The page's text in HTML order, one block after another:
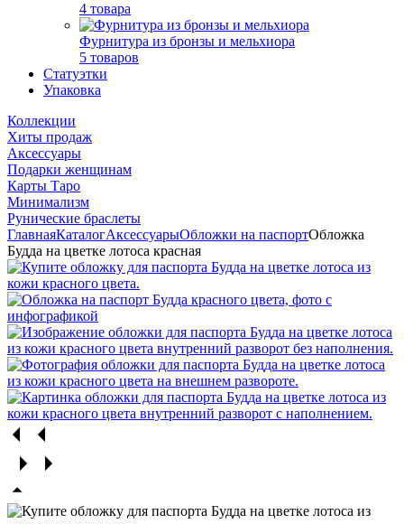
4 товара
Фурнитура из бронзы и мельхиора
5 товаров
Статуэтки
Упаковка
Коллекции
Хиты продаж
Аксессуары
Подарки женщинам
Карты Таро
Минимализм
Рунические браслеты
ГлавнаяКаталогАксессуарыОбложки на паспортОбложка
Будда на цветке лотоса красная